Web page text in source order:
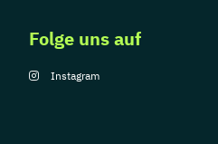
Folge uns auf
Instagram